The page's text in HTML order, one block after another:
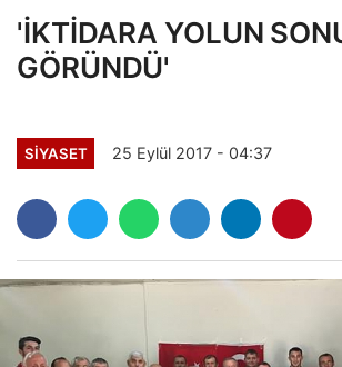
'İKTİDARA YOLUN
GÖRÜNDÜ'
SİYASET 25 Eylül 2017 - 04:37